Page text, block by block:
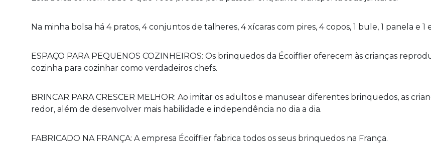
Na minha bolsa há 4 pratos, 4 conjuntos de talheres, 4 xícaras com pires, 4 copos, 1 bule, 1 panela e
ESPAÇO PARA PEQUENOS COZINHEIROS: Os brinquedos da Écoiffier oferecem às crianças
cozinha para cozinhar como verdadeiros chefs.
BRINCAR PARA CRESCER MELHOR: Ao imitar os adultos e manusear diferentes brinquedos, as
redor, além de desenvolver mais habilidade e independência no dia a dia.
FABRICADO NA FRANÇA: A empresa Écoiffier fabrica todos os seus brinquedos na França.